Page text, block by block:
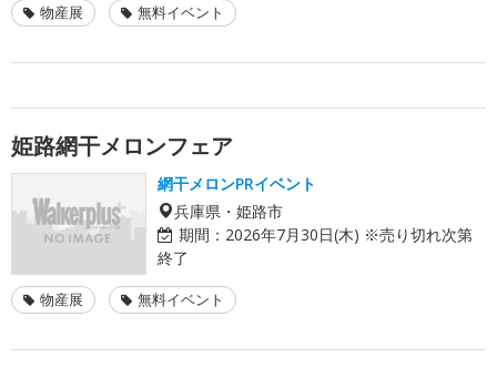
物産展 無料イベント
姫路網干メロンフェア
網干メロンPRイベント
兵庫県・姫路市
期間： 2026年7月30日(木) ※売り切れ次第
終了
物産展 無料イベント